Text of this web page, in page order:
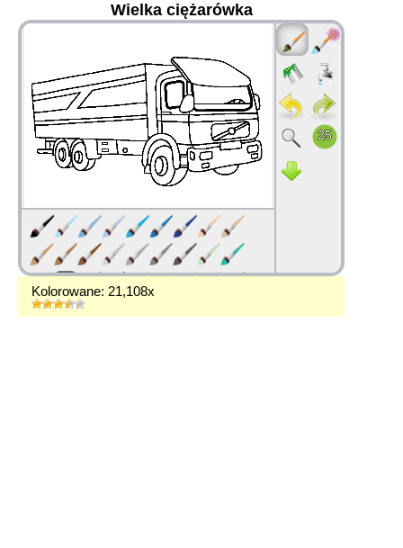
Wielka ciężarówka
Kolorowane: 21,108x